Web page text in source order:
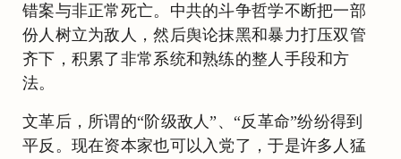
错案与非正常死亡。中共的斗争哲学不断把一部
份人树立为敌人，然后舆论抹黑和暴力打压双管
齐下，积累了非常系统和熟练的整人手段和方
法。
文革后，所谓的“阶级敌人”、“反革命”纷纷得到
平反。现在资本家也可以入党了，于是许多人猛